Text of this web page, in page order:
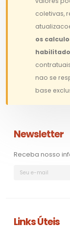
coletivas,
os
habilitado
nao se
base
Newsletter
Receba nosso
Links Úteis